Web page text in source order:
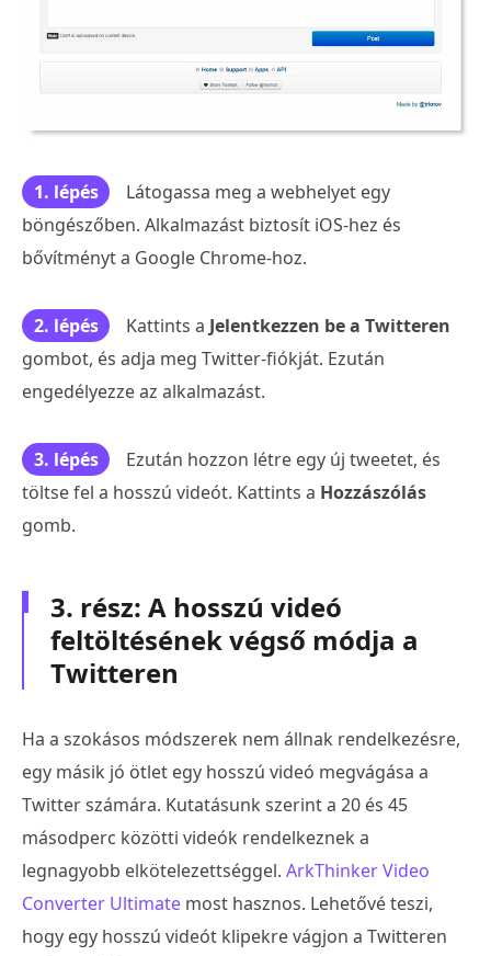
1. lépés
Látogassa meg a webhelyet egy
böngészőben. Alkalmazást biztosít iOS-hez és
bővítményt a Google Chrome-hoz.
2. lépés Kattints a Jelentkezzen be a Twitteren
gombot, és adja meg Twitter-fiókját. Ezután
engedélyezze az alkalmazást.
3. lépés
Ezután hozzon létre egy új tweetet, és
töltse fel a hosszú videót. Kattints a Hozzászólás
gomb.
3. rész: A hosszú videó
feltöltésének végső módja a
Twitteren
Ha a szokásos módszerek nem állnak rendelkezésre,
egy másik jó ötlet egy hosszú videó megvágása a
Twitter számára. Kutatásunk szerint a 20 és 45
másodperc közötti videók rendelkeznek a
legnagyobb elkötelezettséggel. ArkThinker Video
Converter Ultimate most hasznos. Lehetővé teszi,
hogy egy hosszú videót klipekre vágjon a Twitteren